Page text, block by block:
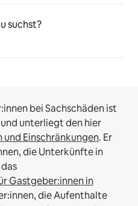
suchst?
bei Sachschäden ist
unterliegt den hier
und Einschränkungen. Er
die Unterkünfte in
Gastgeber:innen in
die Aufenthalte